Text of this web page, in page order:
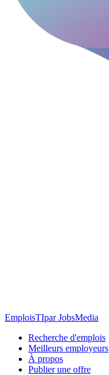
EmploisTIpar JobsMedia
Recherche d'emplois
Meilleurs employeurs
À propos
Publier une offre